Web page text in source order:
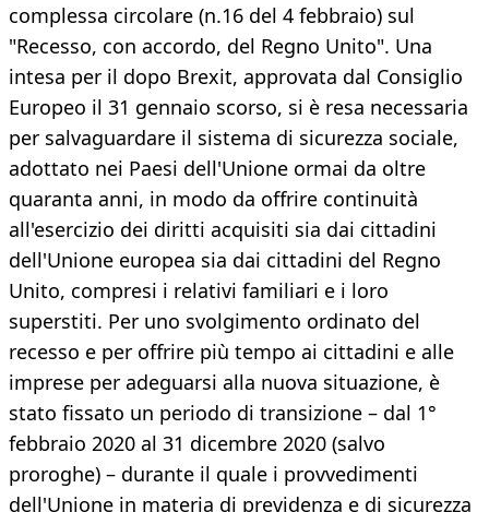
complessa circolare (n.16 del 4 febbraio) sul
"Recesso, con accordo, del Regno Unito". Una
intesa per il dopo Brexit, approvata dal Consiglio
Europeo il 31 gennaio scorso, si è resa necessaria
per salvaguardare il sistema di sicurezza sociale,
adottato nei Paesi dell'Unione ormai da oltre
quaranta anni, in modo da offrire continuità
all'esercizio dei diritti acquisiti sia dai cittadini
dell'Unione europea sia dai cittadini del Regno
Unito, compresi i relativi familiari e i loro
superstiti. Per uno svolgimento ordinato del
recesso e per offrire più tempo ai cittadini e alle
imprese per adeguarsi alla nuova situazione, è
stato fissato un periodo di transizione – dal 1°
febbraio 2020 al 31 dicembre 2020 (salvo
proroghe) – durante il quale i provvedimenti
dell'Unione in materia di previdenza e di sicurezza